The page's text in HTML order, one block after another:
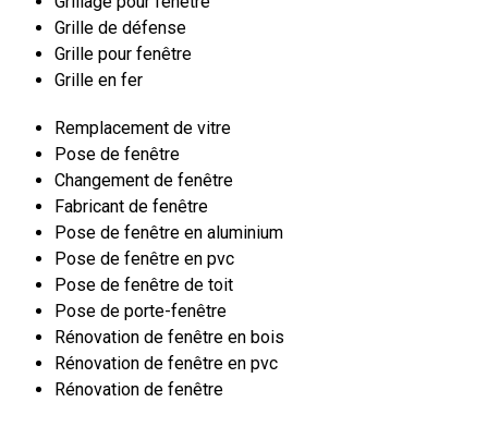
Grille de défense
Grille pour fenêtre
Grille en fer
Remplacement de vitre
Pose de fenêtre
Changement de fenêtre
Fabricant de fenêtre
Pose de fenêtre en aluminium
Pose de fenêtre en pvc
Pose de fenêtre de toit
Pose de porte-fenêtre
Rénovation de fenêtre en bois
Rénovation de fenêtre en pvc
Rénovation de fenêtre